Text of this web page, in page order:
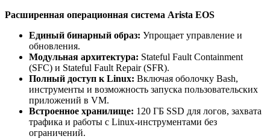
Расширенная операционная система Arista EOS
Единый бинарный образ: Упрощает управление и
обновления.
Модульная архитектура: Stateful Fault Containment
(SFC) и Stateful Fault Repair (SFR).
Полный доступ к Linux: Включая оболочку Bash,
инструменты и возможность запуска пользовательских
приложений в VM.
Встроенное хранилище: 120 ГБ SSD для логов, захвата
трафика и работы с Linux-инструментами без
ограничений.